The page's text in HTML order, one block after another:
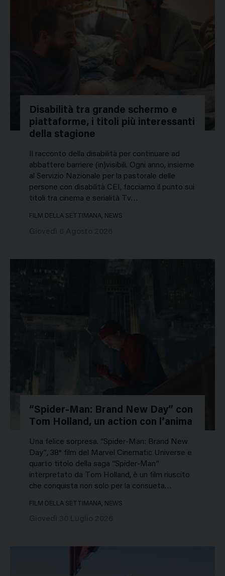
Disabilità tra grande schermo e
piattaforme, i titoli più interessanti
della stagione
Il racconto della disabilità per continuare ad
abbattere barriere (in)visibili. Ogni anno, insieme
al Servizio Nazionale per la pastorale delle
persone con disabilità CEI, facciamo il punto sui
titoli tra cinema e serialità Tv…
FILM DELLA SETTIMANA, NEWS
“Spider-Man: Brand New Day” con
Tom Holland, un action con l’anima
Una felice sorpresa. “Spider-Man: Brand New
Day”, 38° film del Marvel Cinematic Universe e
quarto titolo della saga “Spider-Man”
interpretato da Tom Holland, è un film riuscito
che conquista non solo per la consueta…
FILM DELLA SETTIMANA, NEWS